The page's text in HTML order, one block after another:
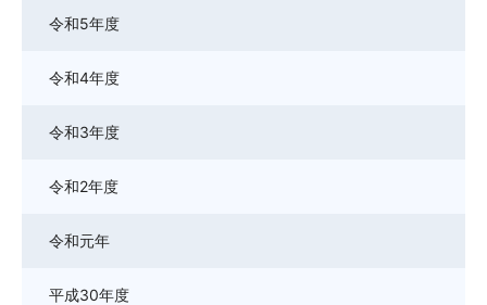
令和5年度
令和4年度
令和3年度
令和2年度
令和元年
平成30年度